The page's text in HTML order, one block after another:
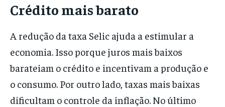
Crédito mais barato
A redução da taxa Selic ajuda a estimular a
economia. Isso porque juros mais baixos
barateiam o crédito e incentivam a produção e
o consumo. Por outro lado, taxas mais baixas
dificultam o controle da inflação. No último